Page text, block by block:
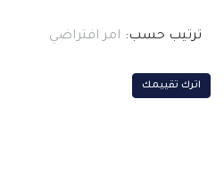
ترتيب حسب: امر افتراضي
اترك تقييمك